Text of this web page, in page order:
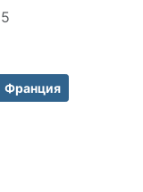
Франция